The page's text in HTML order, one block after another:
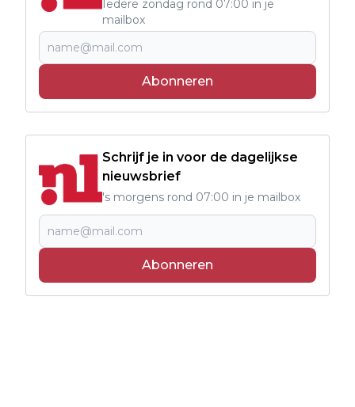
Iedere zondag rond 07:00 in je
mailbox
Abonneren
Schrijf je in voor de dagelijkse
nieuwsbrief
's morgens rond 07:00 in je mailbox
Abonneren